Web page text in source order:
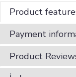
Product
Payment
Product